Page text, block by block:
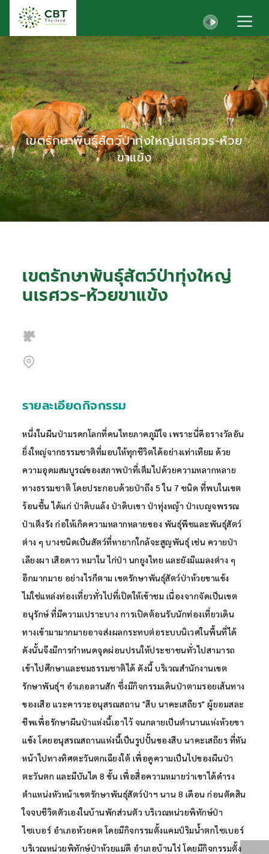
เขตรักษาพันธุ์สัตว์ป่าทุ่งใหญ่นเรศวร-ห้วย
ขาแข้ง
เขตรักษาพันธุ์สัตว์ป่าทุ่งใหญ่
นเรศวร-ห้วยขาแข้ง
รายละเอียดกิจกรรม
หนึ่งในผืนป่ามรดกโลกที่คนไทยภาคภูมิใจ เพราะนี่คือรางวัลอัน
ยิ่งใหญ่จากธรรมชาติที่มอบให้ทุกชีวิตได้อย่างเท่าเทียม ด้วย
ความอุดมสมบูรณ์ของสภาพป่าที่เต็มไปด้วยความหลากหลาย
ทางธรรมชาติ โดยประกอบด้วยป่าถึง 5 ใน 7 ชนิด ที่พบในเขต
ร้อนชื้น ได้แก่ ป่าดิบแล้ง ป่าดิบเขา ป่าทุ่งหญ้า ป่าเบญจพรรณ
ป่าเต็งรัง ก่อให้เกิดความหลากหลายของ พันธุ์พืชและพันธุ์สัตว์
ต่าง ๆ บางชนิดเป็นสัตว์ที่หายากใกล้จะสูญพันธุ์ เช่น ควายป่า
เลียงผา เสือดาว หมาใน ไก่ป่า นกยูงไทย และยังมีแมลงต่าง ๆ
อีกมากมาย อย่างไรก็ตาม เขตรักษาพันธุ์สัตว์ป่าห้วยขาแข้ง
ไม่ใช่แหล่งท่องเที่ยวทั่วไปที่เปิดให้เข้าชม เนื่องจากจัดเป็นเขต
อนุรักษ์ ที่มีความเปราะบาง การเปิดต้อนรับนักท่องเที่ยวเดิน
ทางเข้ามามากมายอาจส่งผลกระทบต่อระบบนิเวศในพื้นที่ได้
ดังนั้นจึงมีการกำหนดจุดผ่อนปรนให้ประชาชนทั่วไปสามารถ
เข้าไปศึกษาและชมธรรมชาติได้ ดังนี้ บริเวณสำนักงานเขต
รักษาพันธุ์ฯ อำเภอลานสัก ซึ่งมีกิจกรรมเดินป่าตามรอยเส้นทาง
ของเสือ แวะคารวะอนุสรณสถาน "สืบ นาคะเสถียร" ผู้ยอมสละ
ชีพเพื่อรักษาผืนป่าแห่งนี้เอาไว้ จนกลายเป็นตำนานแห่งห้วยขา
แข้ง โดยอนุสรณสถานแห่งนี้เป็นรูปปั้นของสืบ นาคะเสถียร ที่หัน
หน้าไปทางทิศตะวันตกเฉียงใต้ เพื่อดูความเป็นไปของผืนป่า
ตะวันตก และมีบันได 8 ขั้น เพื่อสื่อความหมายว่าเขาได้ดำรง
ตำแหน่งหัวหน้าเขตรักษาพันธุ์สัตว์ป่าฯ นาน 8 เดือน ก่อนตัดสิน
ใจจบชีวิตตัวเองในบ้านพักส่วนตัว บริเวณหน่วยพิทักษ์ป่า
ไซเบอร์ อำเภอห้วยคต โดยมีกิจกรรมตั้งแคมป์ริมน้ำตกไซเบอร์
บริเวณหน่วยพิทักษ์ป่าห้วยแม่ดี อำเภอบ้านไร่ โดยมีกิจกรรมตั้ง